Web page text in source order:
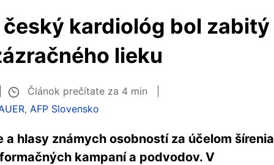
kardiológ bol zabitý
lieku
Článok prečítate za 4 min
, AFP Slovensko
hlasy známych osobností za účelom šírenia
kampaní a podvodov. V